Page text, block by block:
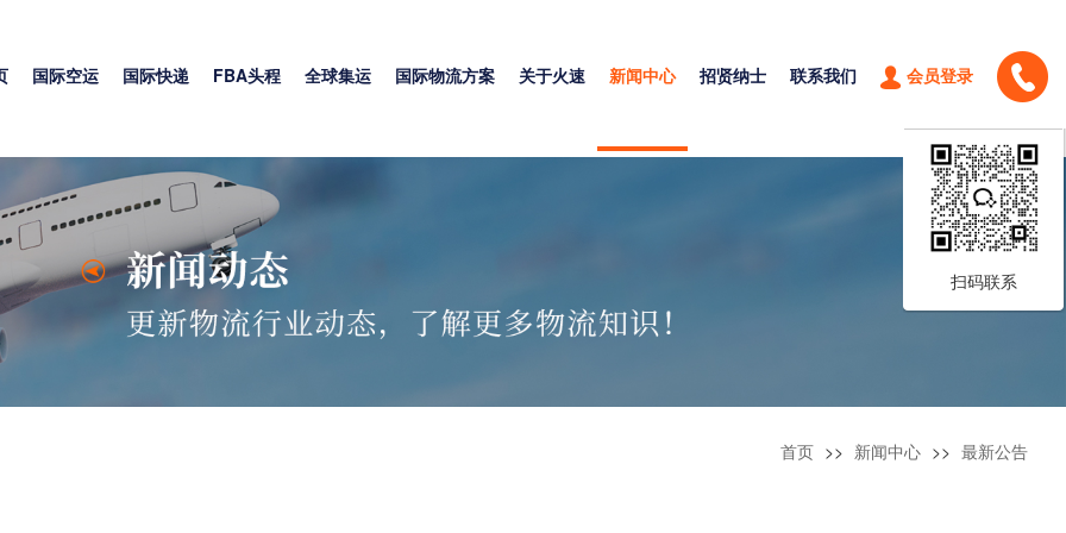
国际空运 国际快递 FBA头程 全球集运 国际物流方案 关于火速 新闻中心 招贤纳士 联系我们 会员登录
首页 >> 新闻中心 >> 最新公告
扫码联系